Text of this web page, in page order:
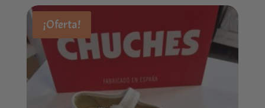
era:
28,00 €.
es:
22,40 €.
¡Oferta!